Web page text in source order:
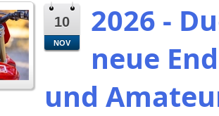
10
NOV
2026 -
neue
und